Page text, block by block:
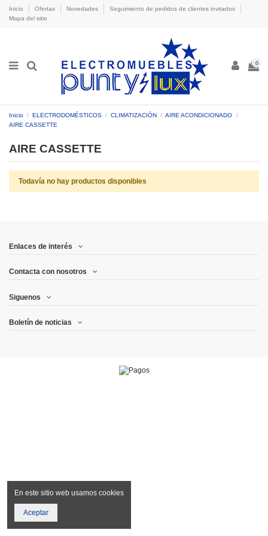
Inicio Ofertas Novedades
Seguimiento de pedidos de clientes invitados
Mapa del sitio
0
Inicio ELECTRODOMÉSTICOS CLIMATIZACIÓN
AIRE ACONDICIONADO
AIRE CASSETTE
AIRE CASSETTE
Todavía no hay productos disponibles
Enlaces de interés
Contacta con nosotros
Siguenos
Boletín de noticias
En este sitio web usamos cookies
Aceptar